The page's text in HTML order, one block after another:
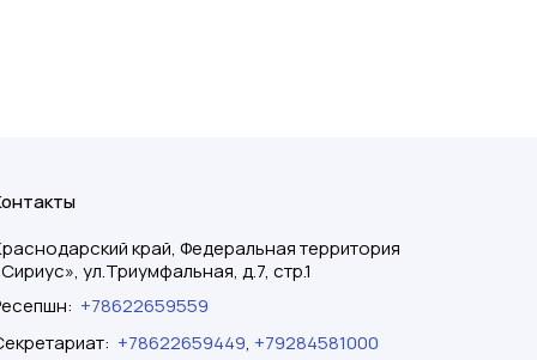
край, Федеральная территория
ул.Триумфальная, д.7, стр.1
: +78622659559
: +78622659449, +79284581000